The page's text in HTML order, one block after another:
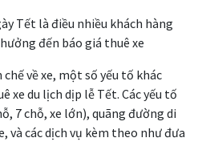
Tết là điều nhiều khách hàng
đến báo giá thuê xe
chế về xe, một số yếu tố khác
xe du lịch dịp lễ Tết. Các yếu tố
7 chỗ, xe lớn), quãng đường di
và các dịch vụ kèm theo như đưa